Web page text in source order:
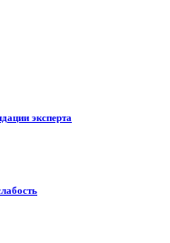
эксперта